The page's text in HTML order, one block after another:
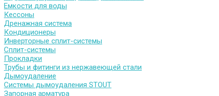
Емкости для воды
Кессоны
Дренажная система
Кондиционеры
Инверторные сплит-системы
Сплит-системы
Прокладки
Трубы и фитинги из нержавеющей стали
Дымоудаление
Системы дымоудаления STOUT
Запорная арматура